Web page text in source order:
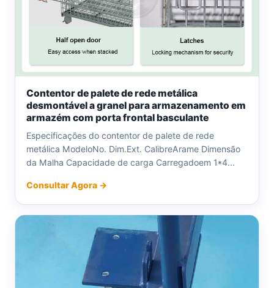
Contentor de palete de rede metálica
desmontável a granel para armazenamento em
armazém com porta frontal basculante
Especificações do contentor de palete de rede
metálica ModeloNo. Dim.Ext. CalibreArame Dimensão
da Malha Capacidade de carga Carregadoem 1*4...
Consultar Agora →